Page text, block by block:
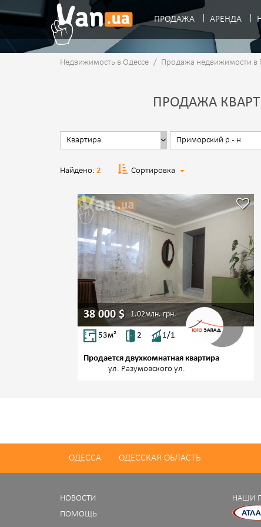
ПРОДАЖА АРЕНДА
Недвижимость в Одессе / Продажа недвижимости
ПРОДАЖА
Найдено: 2 Сортировка
38 000$ 1.02млн. грн.
53м² 2 1/1
Продается двухкомнатная квартира
ул. Разумовского ул.
ОДЕССА ОДЕССКАЯ ОБЛАСТЬ
НОВОСТИ
ПОМОЩЬ
НАШИ